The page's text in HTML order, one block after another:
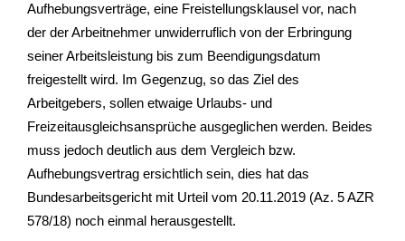
Aufhebungsverträge, eine Freistellungsklausel vor, nach
der der Arbeitnehmer unwiderruflich von der Erbringung
seiner Arbeitsleistung bis zum Beendigungsdatum
freigestellt wird. Im Gegenzug, so das Ziel des
Arbeitgebers, sollen etwaige Urlaubs- und
Freizeitausgleichsansprüche ausgeglichen werden. Beides
muss jedoch deutlich aus dem Vergleich bzw.
Aufhebungsvertrag ersichtlich sein, dies hat das
Bundesarbeitsgericht mit Urteil vom 20.11.2019 (Az. 5 AZR
578/18) noch einmal herausgestellt.